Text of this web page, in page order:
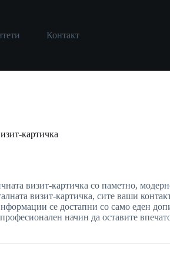
Контакт
картичка
визит-картичка со паметно,
визит-картичка, сите ваши
се достапни со само еден
начин да оставите